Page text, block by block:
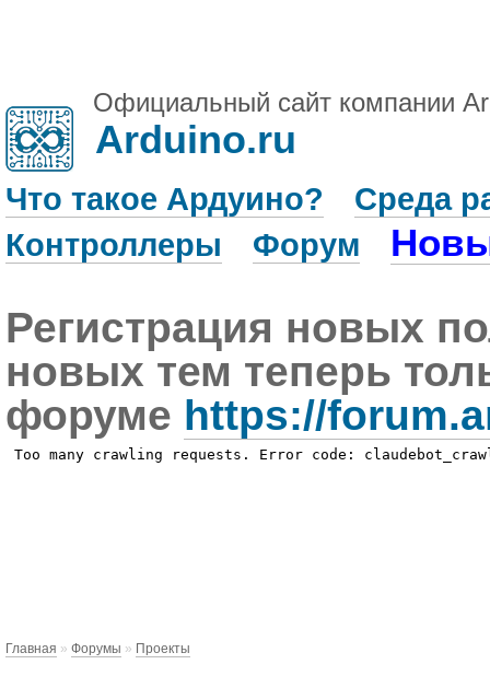
Официальный сайт компании
Arduino.ru
Что такое Ардуино?
Среда
Контроллеры
Форум
Регистрация новых
новых тем теперь
форуме https://
Главная » Форумы » Проекты